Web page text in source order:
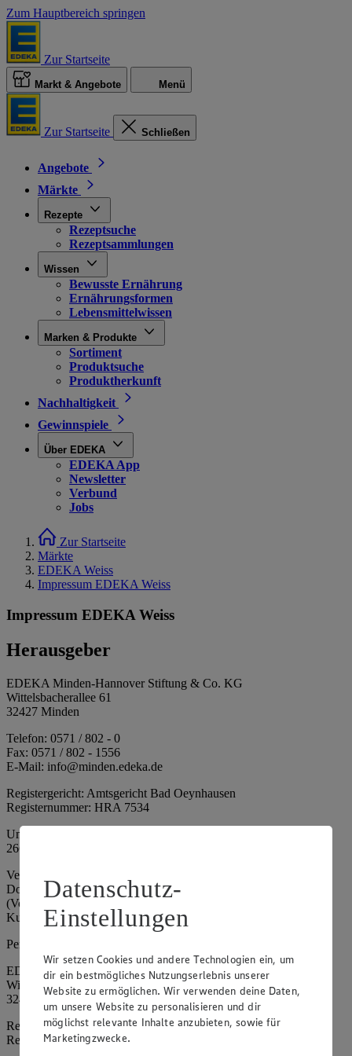
Zum Hauptbereich springen
Zur Startseite
Markt & Angebote Menü
Zur Startseite Schließen
Angebote
Märkte
Rezepte
Rezeptsuche
Rezeptsammlungen
Wissen
Bewusste Ernährung
Ernährungsformen
Lebensmittelwissen
Marken & Produkte
Sortiment
Produktsuche
Produktherkunft
Nachhaltigkeit
Gewinnspiele
Über EDEKA
EDEKA App
Newsletter
Verbund
Jobs
Zur Startseite
Märkte
EDEKA Weiss
Impressum EDEKA Weiss
Impressum EDEKA Weiss
Herausgeber
EDEKA Minden-Hannover Stiftung & Co. KG
Wittelsbacherallee 61
32427 Minden
Telefon: 0571 / 802 - 0
Fax: 0571 / 802 - 1556
E-Mail: info@minden.edeka.de
Registergericht: Amtsgericht Bad Oeynhausen
Registernummer: HRA 7534
Umsatzsteuer-Identifikationsnummer gem. § 27a UStG: DE
266067317
Vertretungsberechtigte: Mark Rosenkranz (Sprecher), Eileen
Dominique Klingsiek (Vorstandsmitglied), Ulf-U. Plath
(Vorstandsmitglied), Stephan Wohler (Vorstandsmitglied), Marc
Kuhlmann (Aufsichtsratsvorsitzender)
Persönlich haftende Gesellschafterin:
EDEKA Minden-Hannover Holding GmbH
Wittelsbacherallee 61
32427 Minden
Registergericht: Amtsgericht Bad Oeynhausen
Registernummer: HRB 4086
Datenschutz-
Einstellungen
Wir setzen Cookies und andere Technologien ein, um
dir ein bestmögliches Nutzungserlebnis unserer
Website zu ermöglichen. Wir verwenden deine Daten,
um unsere Website zu personalisieren und dir
möglichst relevante Inhalte anzubieten, sowie für
Marketingzwecke.